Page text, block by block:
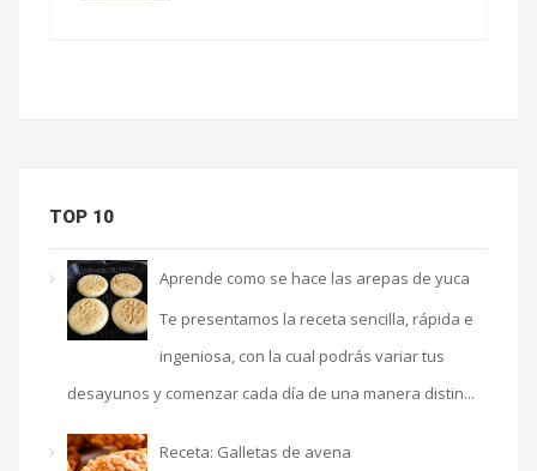
TOP 10
Aprende como se hace las arepas de yuca
Te presentamos la receta sencilla, rápida e
ingeniosa, con la cual podrás variar tus
desayunos y comenzar cada día de una manera distin...
Receta: Galletas de avena